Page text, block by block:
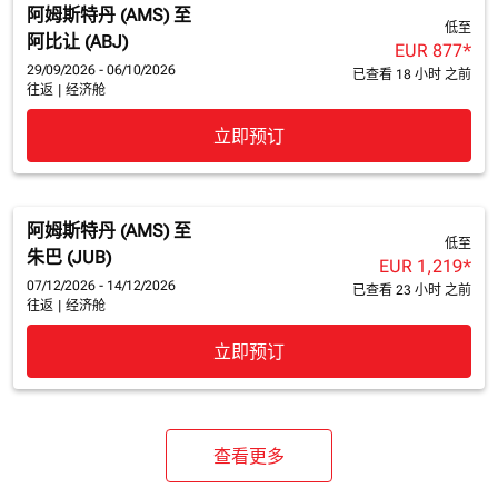
阿姆斯特丹 (AMS) 至
阿比让 (ABJ)
29/09/2026 - 06/10/2026
往返
经济舱
低至
EUR 877*
已查看 18 小时 之前
立即预订
阿姆斯特丹 (AMS) 至
朱巴 (JUB)
07/12/2026 - 14/12/2026
往返
经济舱
低至
EUR 1,219*
已查看 23 小时 之前
立即预订
查看更多